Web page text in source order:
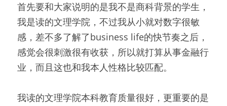
首先要和大家说明的是我不是商科背景的学生，
我是读的文理学院，不过我从小就对数字很敏
感，差不多了解了business life的快节奏之后，
感觉会很刺激很有收获，所以就打算从事金融行
业，而且这也和我本人性格比较匹配。
我读的文理学院本科教育质量很好，更重要的是